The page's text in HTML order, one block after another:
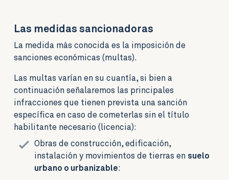
Las medidas sancionadoras
La medida más conocida es la imposición de
sanciones económicas (multas).
Las multas varían en su cuantía, si bien a
continuación señalaremos las principales
infracciones que tienen prevista una sanción
específica en caso de cometerlas sin el título
habilitante necesario (licencia):
Obras de construcción, edificación,
instalación y movimientos de tierras en suelo
urbano o urbanizable: